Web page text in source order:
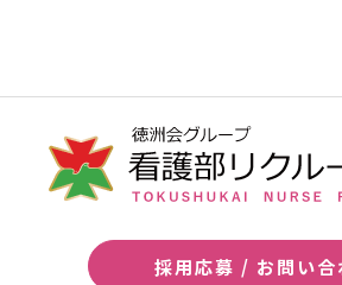
採用応募 / お問い合